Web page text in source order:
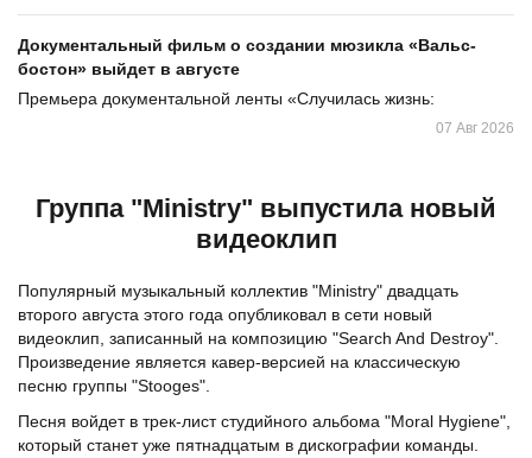
Документальный фильм о создании мюзикла «Вальс-
бостон» выйдет в августе
Премьера документальной ленты «Случилась жизнь:
07 Авг 2026
Группа "Ministry" выпустила новый
видеоклип
Популярный музыкальный коллектив "Ministry" двадцать
второго августа этого года опубликовал в сети новый
видеоклип, записанный на композицию "Search And Destroy".
Произведение является кавер-версией на классическую
песню группы "Stooges".
Песня войдет в трек-лист студийного альбома "Moral Hygiene",
который станет уже пятнадцатым в дискографии команды.